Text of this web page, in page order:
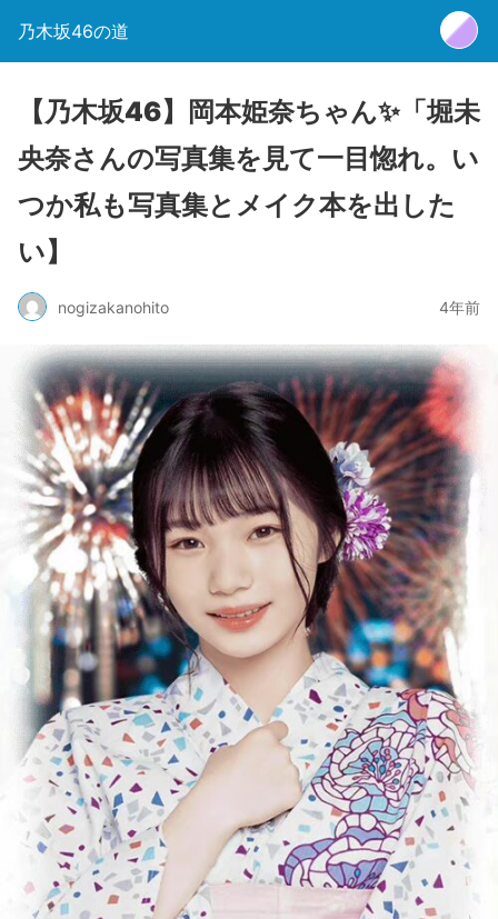
乃木坂46の道
【乃木坂46】岡本姫奈ちゃん✨「堀未
央奈さんの写真集を見て一目惚れ。い
つか私も写真集とメイク本を出した
い】
nogizakanohito 4年前